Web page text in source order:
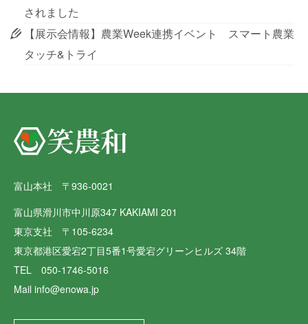
されました
【展示会情報】農業Week連携イベント スマート農業
タッチ&トライ
富山本社 〒936-0021
富山県滑川市中川原347 KAKIAMI 201
東京支社 〒105-6234
東京都港区愛宕2丁目5番1号愛宕グリーンヒルズ 34階
TEL 050-1746-5016
Mail info@enowa.jp